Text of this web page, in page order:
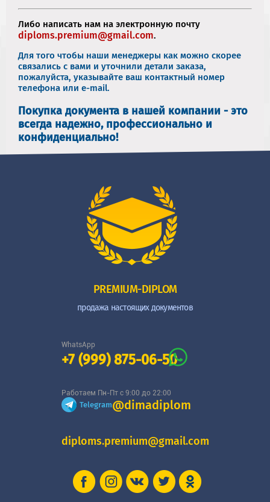
Либо написать нам на электронную почту
diploms.premium@gmail.com.
Для того чтобы наши менеджеры как можно скорее
связались с вами и уточнили детали заказа,
пожалуйста, указывайте ваш контактный номер
телефона или e-mail.
Покупка документа в нашей компании - это
всегда надежно, профессионально и
конфиденциально!
PREMIUM-DIPLOM
продажа настоящих документов
WhatsApp
+7 (999) 875-06-50
Работаем Пн-Пт с 9:00 до 22:00
Telegram@dimadiplom
diploms.premium@gmail.com